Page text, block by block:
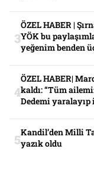
ÖZEL HABER |
YÖK bu
yeğenim benden
ÖZEL HABER|
kaldı: “Tüm
Dedemi
Kandil’den Milli
yazık oldu